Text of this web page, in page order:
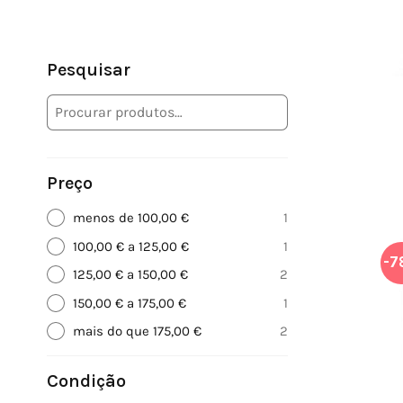
Pesquisar
Preço
menos de 100,00 €
1
100,00 € a 125,00 €
1
125,00 € a 150,00 €
2
150,00 € a 175,00 €
1
mais do que 175,00 €
2
Condição
-